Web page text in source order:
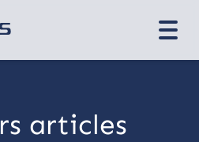
articles